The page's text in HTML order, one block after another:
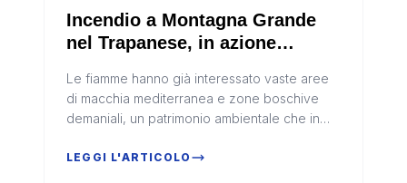
Incendio a Montagna Grande
nel Trapanese, in azione
minacciate abitazioni e ricoveri
per animali
Le fiamme hanno già interessato vaste aree
di macchia mediterranea e zone boschive
demaniali, un patrimonio ambientale che in
roghi
LEGGI L'ARTICOLO